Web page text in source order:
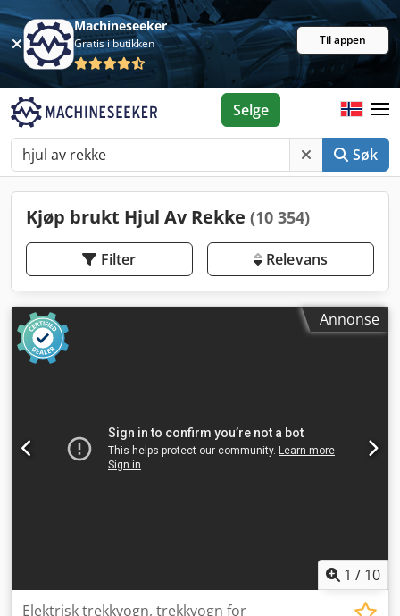
Machineseeker
Gratis i butikken Til appen
Søk
Selge
Kjøp brukt Hjul Av Rekke (10 354)
Filter Relevans
Annonse
1 / 10
Elektrisk trekkvogn, trekkvogn for